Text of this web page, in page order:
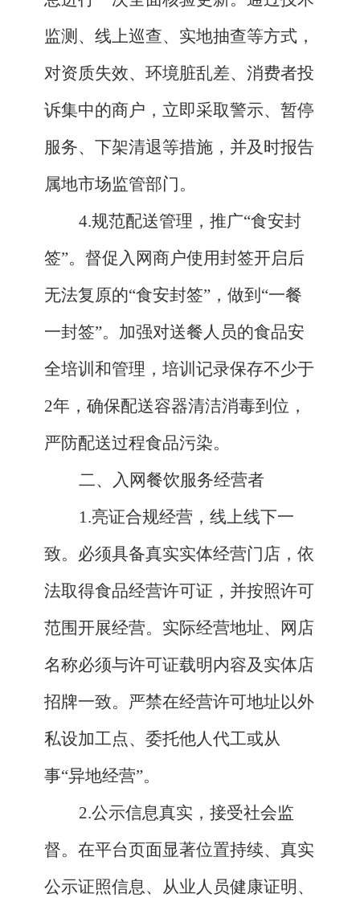
监测、线上巡查、实地抽查等方式，
对资质失效、环境脏乱差、消费者投
诉集中的商户，立即采取警示、暂停
服务、下架清退等措施，并及时报告
属地市场监管部门。
4.规范配送管理，推广“食安封
签”。督促入网商户使用封签开启后
无法复原的“食安封签”，做到“一餐
一封签”。加强对送餐人员的食品安
全培训和管理，培训记录保存不少于
2年，确保配送容器清洁消毒到位，
严防配送过程食品污染。
二、入网餐饮服务经营者
1.亮证合规经营，线上线下一
致。必须具备真实实体经营门店，依
法取得食品经营许可证，并按照许可
范围开展经营。实际经营地址、网店
名称必须与许可证载明内容及实体店
招牌一致。严禁在经营许可地址以外
私设加工点、委托他人代工或从
事“异地经营”。
2.公示信息真实，接受社会监
督。在平台页面显著位置持续、真实
公示证照信息、从业人员健康证明、